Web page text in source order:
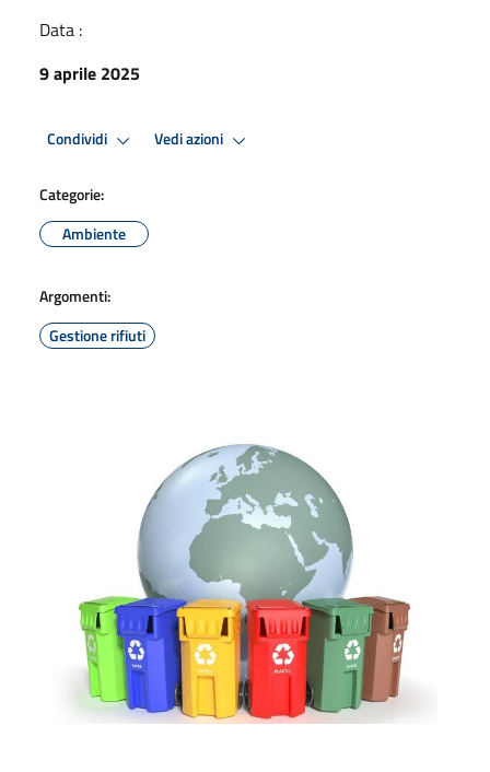
Data :
9 aprile 2025
Condividi Vedi azioni
Categorie:
Ambiente
Argomenti:
Gestione rifiuti